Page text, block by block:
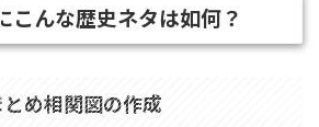
こんな歴史ネタは如何？
め相関図の作成